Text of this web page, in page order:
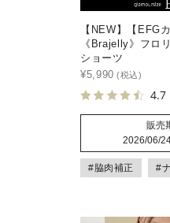
【NEW】【EFG
《Brajelly》フロ
ショーツ
¥5,990
4.7
販売
2026/06/
#脇肉補正 #